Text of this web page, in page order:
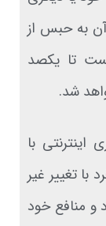
به حبس از
تا یکصد
شد.
اینترنتی با
تغییر غیر
و منافع خود